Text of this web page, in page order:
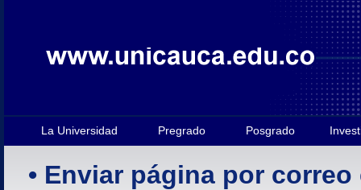
La Universidad Pregrado Posgrado
• Enviar página por